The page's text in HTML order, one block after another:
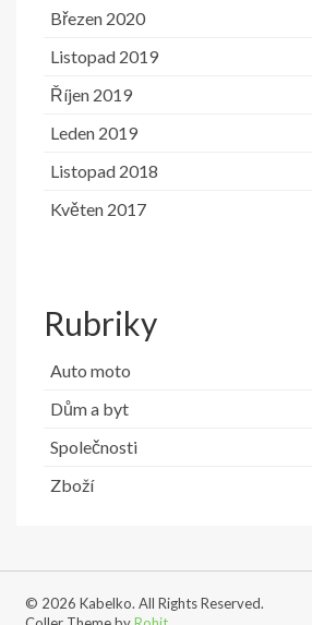
Březen 2020
Listopad 2019
Říjen 2019
Leden 2019
Listopad 2018
Květen 2017
Rubriky
Auto moto
Dům a byt
Společnosti
Zboží
© 2026 Kabelko. All Rights Reserved.